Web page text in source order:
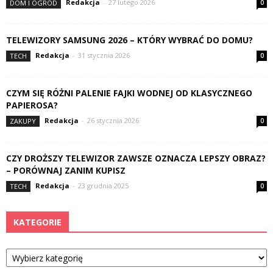
DOM I OGRÓD Redakcja - 27 lutego 2026 0
TELEWIZORY SAMSUNG 2026 – KTÓRY WYBRAĆ DO DOMU?
TECH Redakcja - 31 stycznia 2026 0
CZYM SIĘ RÓŻNI PALENIE FAJKI WODNEJ OD KLASYCZNEGO
PAPIEROSA?
ZAKUPY Redakcja - 26 stycznia 2026 0
CZY DROŻSZY TELEWIZOR ZAWSZE OZNACZA LEPSZY OBRAZ?
– PORÓWNAJ ZANIM KUPISZ
TECH Redakcja - 23 grudnia 2025 0
KATEGORIE
Kategorie